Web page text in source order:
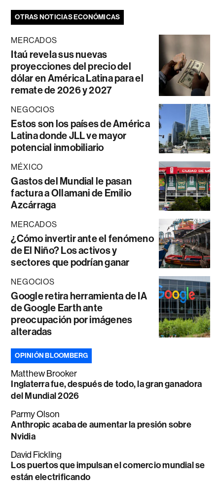
OTRAS NOTICIAS ECONÓMICAS
MERCADOS
Itaú revela sus nuevas
proyecciones del precio del
dólar en América Latina para el
remate de 2026 y 2027
NEGOCIOS
Estos son los países de América
Latina donde JLL ve mayor
potencial inmobiliario
MÉXICO
Gastos del Mundial le pasan
factura a Ollamani de Emilio
Azcárraga
MERCADOS
¿Cómo invertir ante el fenómeno
de El Niño? Los activos y
sectores que podrían ganar
NEGOCIOS
Google retira herramienta de IA
de Google Earth ante
preocupación por imágenes
alteradas
OPINIÓN BLOOMBERG
Matthew Brooker
Inglaterra fue, después de todo, la gran ganadora
del Mundial 2026
Parmy Olson
Anthropic acaba de aumentar la presión sobre
Nvidia
David Fickling
Los puertos que impulsan el comercio mundial se
están electrificando